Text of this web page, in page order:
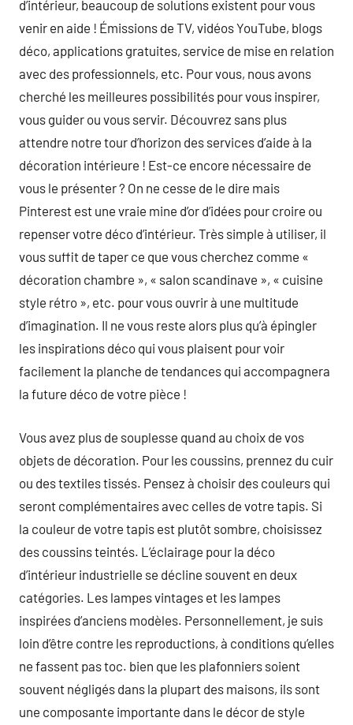
d’intérieur, beaucoup de solutions existent pour vous
venir en aide ! Émissions de TV, vidéos YouTube, blogs
déco, applications gratuites, service de mise en relation
avec des professionnels, etc. Pour vous, nous avons
cherché les meilleures possibilités pour vous inspirer,
vous guider ou vous servir. Découvrez sans plus
attendre notre tour d’horizon des services d’aide à la
décoration intérieure ! Est-ce encore nécessaire de
vous le présenter ? On ne cesse de le dire mais
Pinterest est une vraie mine d’or d’idées pour croire ou
repenser votre déco d’intérieur. Très simple à utiliser, il
vous suffit de taper ce que vous cherchez comme «
décoration chambre », « salon scandinave », « cuisine
style rétro », etc. pour vous ouvrir à une multitude
d’imagination. Il ne vous reste alors plus qu’à épingler
les inspirations déco qui vous plaisent pour voir
facilement la planche de tendances qui accompagnera
la future déco de votre pièce !
Vous avez plus de souplesse quand au choix de vos
objets de décoration. Pour les coussins, prennez du cuir
ou des textiles tissés. Pensez à choisir des couleurs qui
seront complémentaires avec celles de votre tapis. Si
la couleur de votre tapis est plutôt sombre, choisissez
des coussins teintés. L’éclairage pour la déco
d’intérieur industrielle se décline souvent en deux
catégories. Les lampes vintages et les lampes
inspirées d’anciens modèles. Personnellement, je suis
loin d’être contre les reproductions, à conditions qu’elles
ne fassent pas toc. bien que les plafonniers soient
souvent négligés dans la plupart des maisons, ils sont
une composante importante dans le décor de style